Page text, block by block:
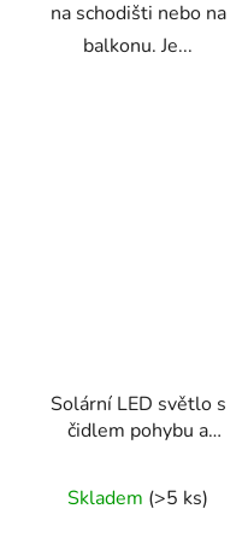
na schodišti nebo na
balkonu. Je...
Solární LED světlo s
čidlem pohybu a
Skladem (>5 ks)